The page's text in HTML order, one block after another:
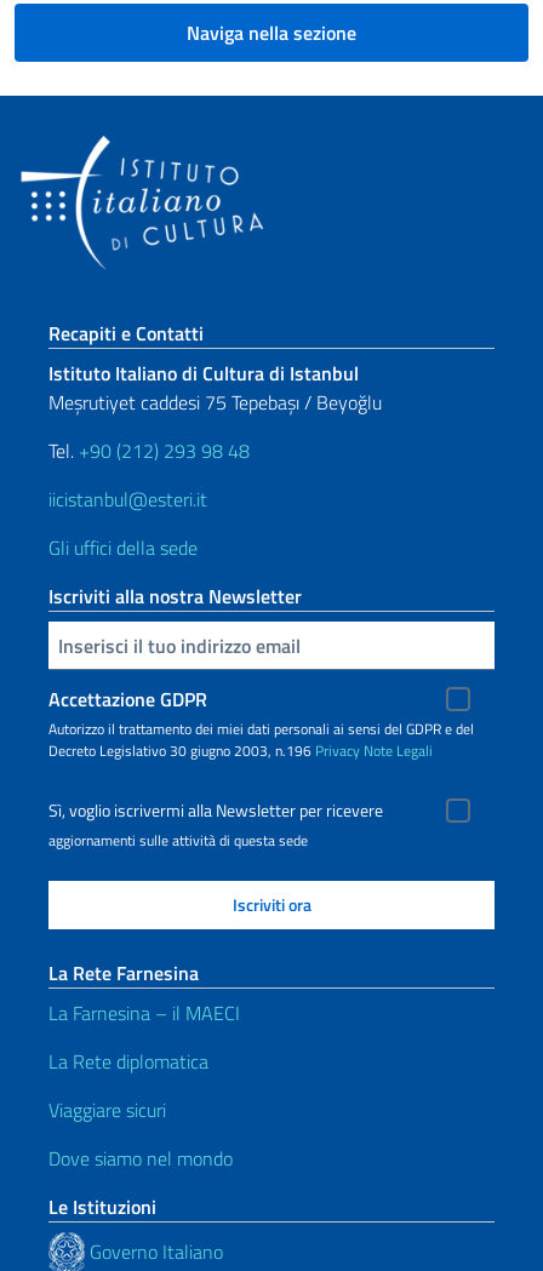
Naviga nella sezione
Sezione footer
Recapiti e Contatti
Istituto Italiano di Cultura di Istanbul
Meşrutiyet caddesi 75 Tepebaşı / Beyoğlu
Tel. +90 (212) 293 98 48
iicistanbul@esteri.it
Gli uffici della sede
Iscriviti alla nostra Newsletter
Inserisci la tua email
Accettazione GDPR
Autorizzo il trattamento dei miei dati personali ai sensi del GDPR e del
Decreto Legislativo 30 giugno 2003, n.196 Privacy Note Legali
Sì, voglio iscrivermi alla Newsletter per ricevere
aggiornamenti sulle attività di questa sede
La Rete Farnesina
La Farnesina – il MAECI
La Rete diplomatica
Viaggiare sicuri
Dove siamo nel mondo
Le Istituzioni
Governo Italiano